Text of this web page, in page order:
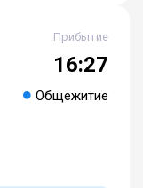
Прибытие
16:27
Общежитие